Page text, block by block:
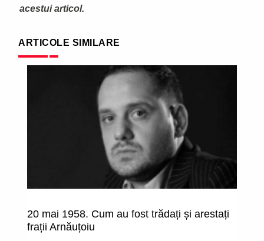
acestui articol.
ARTICOLE SIMILARE
20 mai 1958. Cum au fost trădați și arestați
frații Arnăuțoiu